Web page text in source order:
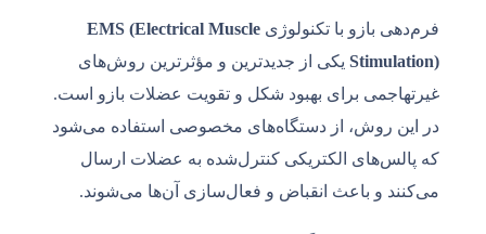
فرم‌دهی بازو با تکنولوژی EMS (Electrical Muscle
Stimulation)یکی از جدیدترین و مؤثرترین روش‌های
غیرتهاجمی برای بهبود شکل و تقویت عضلات بازو است.
در این روش، از دستگاه‌های مخصوصی استفاده می‌شود
که پالس‌های الکتریکی کنترل‌شده به عضلات ارسال
می‌کنند و باعث انقباض و فعال‌سازی آن‌ها می‌شوند.